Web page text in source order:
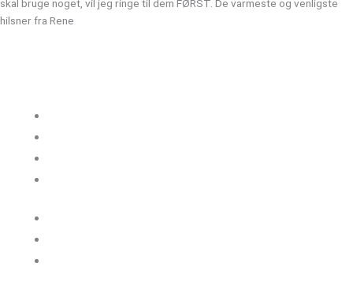
skal bruge noget, vil jeg ringe til dem FØRST. De varmeste og venligste
hilsner fra Rene